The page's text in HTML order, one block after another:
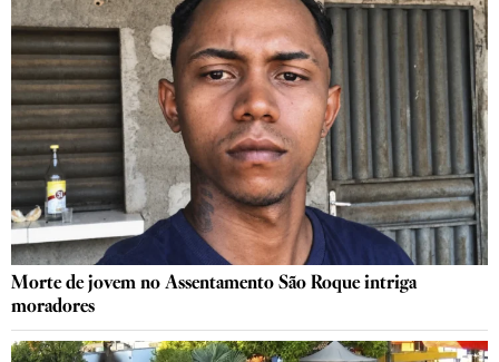
Morte de jovem no Assentamento São Roque intriga
moradores